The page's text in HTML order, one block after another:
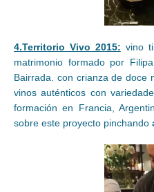
4.Territorio Vivo 2015: vino
matrimonio formado por
Bairrada. con crianza de doce
vinos auténticos con
formación en Francia,
sobre este proyecto pinchando